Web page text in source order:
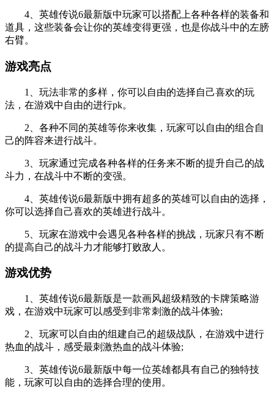
4、英雄传说6最新版中玩家可以搭配上各种各样的装备和
道具，这些装备会让你的英雄变得更强，也是你战斗中的左膀
右臂。
游戏亮点
1、玩法非常的多样，你可以自由的选择自己喜欢的玩
法，在游戏中自由的进行pk。
2、各种不同的英雄等你来收集，玩家可以自由的组合自
己的阵容来进行战斗。
3、玩家通过完成各种各样的任务来不断的提升自己的战
斗力，在战斗中不断的变强。
4、英雄传说6最新版中拥有超多的英雄可以自由的选择，
你可以选择自己喜欢的英雄进行战斗。
5、玩家在游戏中会遇见各种各样的挑战，玩家只有不断
的提高自己的战斗力才能够打败敌人。
游戏优势
1、英雄传说6最新版是一款画风超级精致的卡牌策略游
戏，在游戏中玩家可以感受到非常刺激的战斗体验;
2、玩家可以自由的组建自己的超级战队，在游戏中进行
热血的战斗，感受最刺激热血的战斗体验;
3、英雄传说6最新版中每一位英雄都具有自己的独特技
能，玩家可以自由的选择合理的使用。